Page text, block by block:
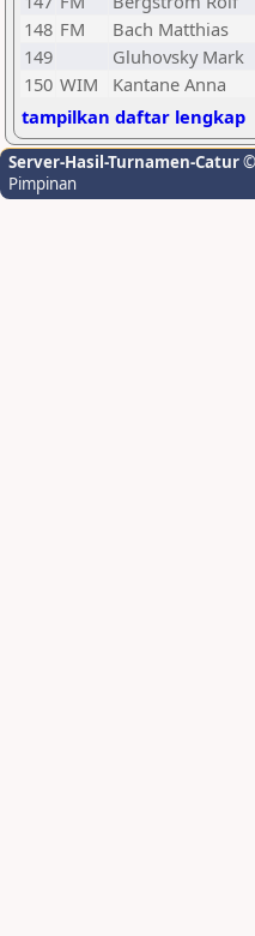
148 FM Bach Matthias
149
Gluhovsky Mark
150 WIM Kantane Anna
tampilkan daftar lengkap
Server-Hasil-Turnamen-Catur
Pimpinan